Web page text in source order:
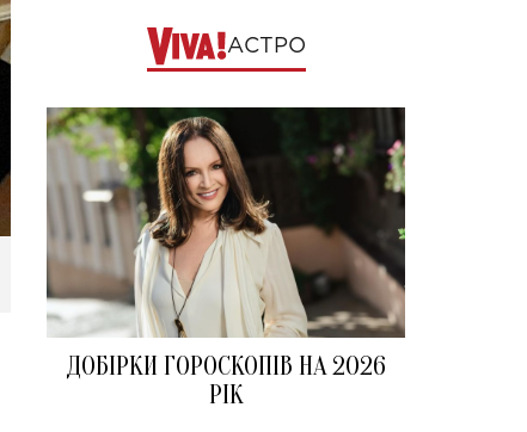
АСТРО
ДОБІРКИ ГОРОСКОПІВ НА 2026
РІК